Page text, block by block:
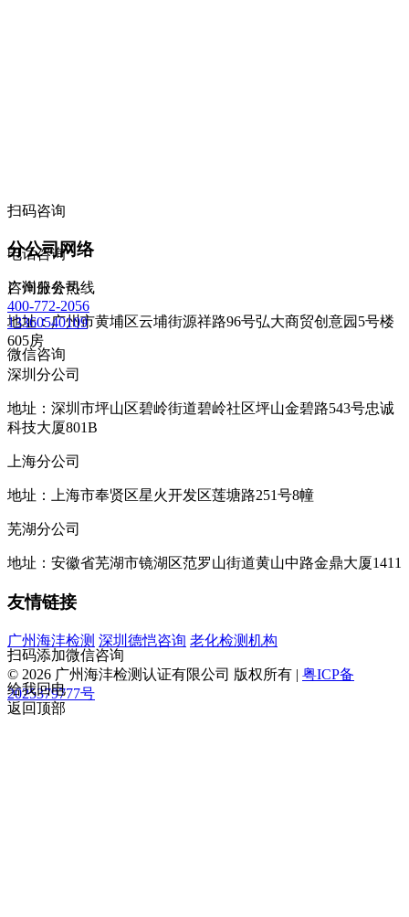
扫码咨询
分公司网络
广州分公司
地址：广州市黄埔区云埔街源祥路96号弘大商贸创意园5号楼
605房
深圳分公司
地址：深圳市坪山区碧岭街道碧岭社区坪山金碧路543号忠诚
科技大厦801B
上海分公司
地址：上海市奉贤区星火开发区莲塘路251号8幢
芜湖分公司
地址：安徽省芜湖市镜湖区范罗山街道黄山中路金鼎大厦1411
友情链接
广州海沣检测 深圳德恺咨询 老化检测机构
© 2026 广州海沣检测认证有限公司 版权所有 | 粤ICP备
2025379777号
电话咨询
咨询服务热线
400-772-2056
13360540109
微信咨询
扫码添加微信咨询
给我回电
返回顶部